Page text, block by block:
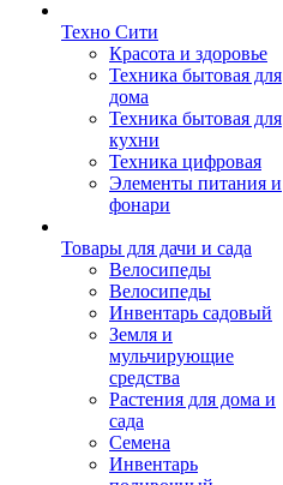
Техно Сити
Красота и здоровье
Техника бытовая для
дома
Техника бытовая для
кухни
Техника цифровая
Элементы питания и
фонари
Товары для дачи и сада
Велосипеды
Велосипеды
Инвентарь садовый
Земля и
мульчирующие
средства
Растения для дома и
сада
Семена
Инвентарь